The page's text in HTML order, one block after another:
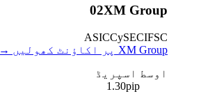
02XM Group
ASICCySECIFSC
XM Group پر اکاؤنٹ کھولیں
→
اوسط اسپریڈ
1.30pip